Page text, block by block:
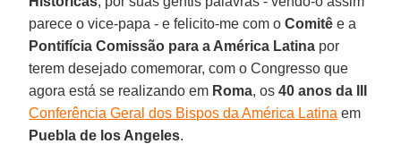
parece o vice-papa - e felicito-me com oComitê e a
Pontifícia Comissão para a América Latina por
terem desejado comemorar, com o Congresso que
agora está se realizando em Roma, os40 anos da III
Conferência Geral dos Bispos da América Latina em
Puebla de los Angeles.